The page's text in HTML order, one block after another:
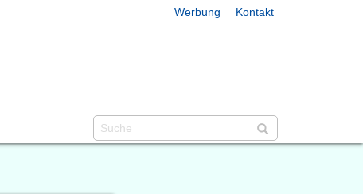
Werbung Kontakt